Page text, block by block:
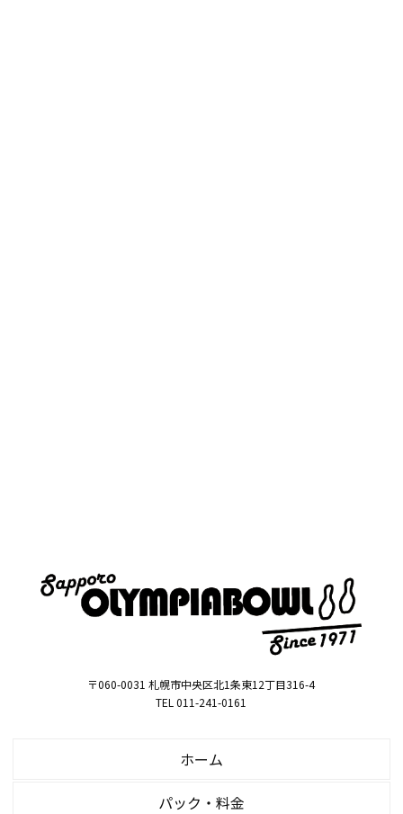
〒060-0031 札幌市中央区北1条東12丁目316-4
TEL 011-241-0161
ホーム
パック・料金